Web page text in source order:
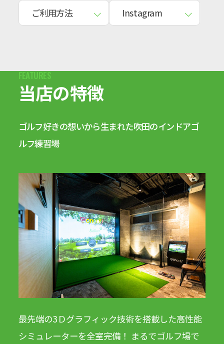
ご利用方法 Instagram
当店の特徴
ゴルフ好きの想いから生まれた吹田のインドアゴ
ルフ練習場
最先端の3Ｄグラフィック技術を搭載した高性能
シミュレーターを全室完備！ まるでゴルフ場で